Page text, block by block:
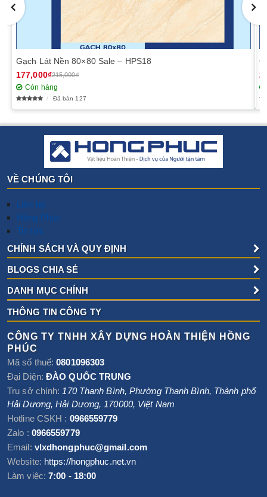
Gạch Lát Nền 80×80 Sale – HPS18
177,000₫215,000₫
Còn hàng
Đã bán 127
VỀ CHÚNG TÔI
Liên hệ
Hồng Phúc
Tin tức
CHÍNH SÁCH VÀ QUY ĐỊNH
BLOGS CHIA SẺ
DANH MỤC CHÍNH
THÔNG TIN CÔNG TY
CÔNG TY TNHH XÂY DỰNG HOÀN THIỆN HỒNG
PHÚC
Mã số thuế:0801096303
Đại Diện: ĐÀO QUỐC TRUNG
Trụ sở chính: 170 Thanh Bình, Phường Thanh Bình, Thành phố
Hải Dương,Hải Dương, 170000, Việt Nam
Hotline CSKH : 0966559779
Zalo : 0966559779
Email: vlxdhongphuc@gmail.com
Website: https://hongphuc.net.vn
Làm việc: 7:00 - 18:00